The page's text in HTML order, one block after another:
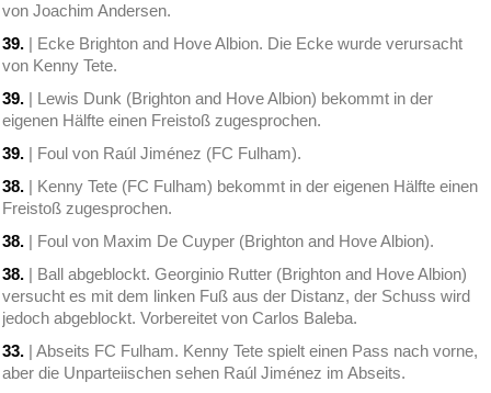
von Joachim Andersen.
39. | Ecke Brighton and Hove Albion. Die Ecke wurde verursacht
von Kenny Tete.
39. | Lewis Dunk (Brighton and Hove Albion) bekommt in der
eigenen Hälfte einen Freistoß zugesprochen.
39. | Foul von Raúl Jiménez (FC Fulham).
38. | Kenny Tete (FC Fulham) bekommt in der eigenen Hälfte einen
Freistoß zugesprochen.
38. | Foul von Maxim De Cuyper (Brighton and Hove Albion).
38. | Ball abgeblockt. Georginio Rutter (Brighton and Hove Albion)
versucht es mit dem linken Fuß aus der Distanz, der Schuss wird
jedoch abgeblockt. Vorbereitet von Carlos Baleba.
33. | Abseits FC Fulham. Kenny Tete spielt einen Pass nach vorne,
aber die Unparteiischen sehen Raúl Jiménez im Abseits.